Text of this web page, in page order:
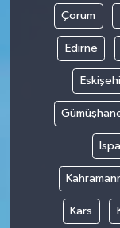
Çorum
Edirne
Kars